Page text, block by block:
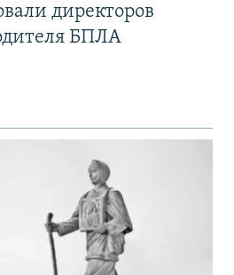
директоров
БПЛА